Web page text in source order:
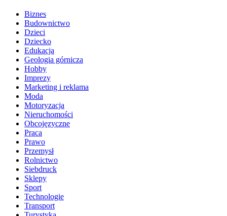
Biznes
Budownictwo
Dzieci
Dziecko
Edukacja
Geologia górnicza
Hobby
Imprezy
Marketing i reklama
Moda
Motoryzacja
Nieruchomości
Obcojęzyczne
Praca
Prawo
Przemysł
Rolnictwo
Siebdruck
Sklepy
Sport
Technologie
Transport